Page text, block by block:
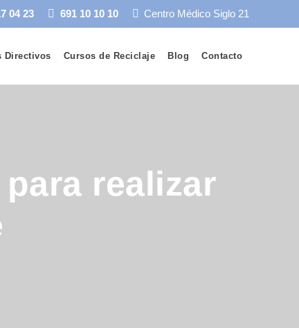
04 23 691 10 10 10 Centro Médico Siglo 21
Directivos Cursos de Reciclaje Blog Contacto
realizar